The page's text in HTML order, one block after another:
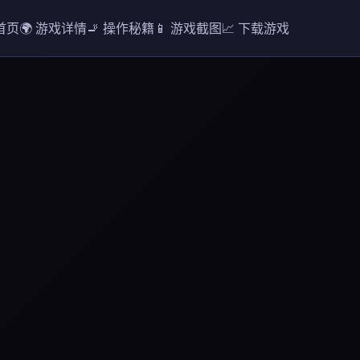
页🌍 游戏详情🚬 操作秘籍 📱 游戏截图📈 下载游戏